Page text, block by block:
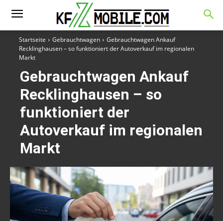
Startseite Gebrauchtwagen
Gebrauchtwagen Ankauf
Recklinghausen – so funktioniert der Autoverkauf im regionalen
Markt
Gebrauchtwagen Ankauf
Recklinghausen – so
funktioniert der
Autoverkauf im regionalen
Markt